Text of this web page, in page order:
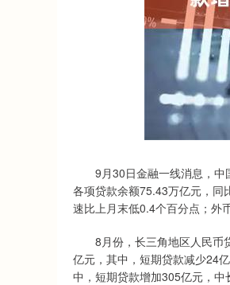
9月30日金融一线消息，中
各项贷款余额75.43万亿元，同
速比上月末低0.4个百分点；外
8月份，长三角地区人民币
亿元，其中，短期贷款减少24
中，短期贷款增加305亿元，
深证成指